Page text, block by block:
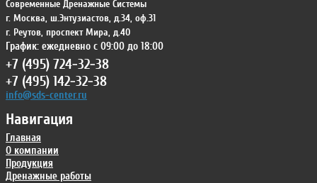
Навигация
Главная
О компании
Продукция
Дренажные работы
Современные Дренажные Системы
г. Москва, ш.Энтузиастов, д.34, оф.31
г. Реутов, проспект Мира, д.40
График: ежедневно с 09:00 до 18:00
+7 (495) 724-32-38
+7 (495) 142-32-38
info@sds-center.ru